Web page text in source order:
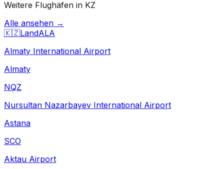
Weitere Flughäfen in KZ
Alle ansehen →
🇰🇿LandALA
Almaty International Airport
Almaty
NQZ
Nursultan Nazarbayev International Airport
Astana
SCO
Aktau Airport